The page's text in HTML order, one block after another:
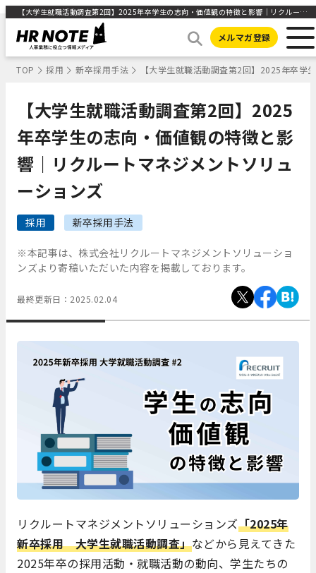
【大学生就職活動調査第2回】2025年卒学生の志向・価値観の特徴と影響｜リクルートマネジメントソリューションズ ｜HR NOTE
メルマガ登録
TOP 採用 新卒採用手法 【大学生就職活動調査第2回】2025年卒
【大学生就職活動調査第2回】2025
年卒学生の志向・価値観の特徴と影
響｜リクルートマネジメントソリュ
ーションズ
採用 新卒採用手法
※本記事は、株式会社リクルートマネジメントソリューショ
ンズより寄稿いただいた内容を掲載しております。
最終更新日： 2025.02.04
リクルートマネジメントソリューションズ「2025年
新卒採用 大学生就職活動調査」などから見えてきた
2025年卒の採用活動・就職活動の動向、学生たちの